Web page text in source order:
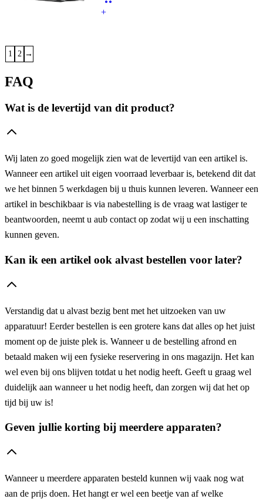
+
1 2 →
FAQ
Wat is de levertijd van dit product?
Wij laten zo goed mogelijk zien wat de levertijd van een artikel is.
Wanneer een artikel uit eigen voorraad leverbaar is, betekend dit dat
we het binnen 5 werkdagen bij u thuis kunnen leveren. Wanneer een
artikel in beschikbaar is via nabestelling is de vraag wat lastiger te
beantwoorden, neemt u aub contact op zodat wij u een inschatting
kunnen geven.
Kan ik een artikel ook alvast bestellen voor later?
Verstandig dat u alvast bezig bent met het uitzoeken van uw
apparatuur! Eerder bestellen is een grotere kans dat alles op het juist
moment op de juiste plek is. Wanneer u de bestelling afrond en
betaald maken wij een fysieke reservering in ons magazijn. Het kan
wel even bij ons blijven totdat u het nodig heeft. Geeft u graag wel
duidelijk aan wanneer u het nodig heeft, dan zorgen wij dat het op
tijd bij uw is!
Geven jullie korting bij meerdere apparaten?
Wanneer u meerdere apparaten besteld kunnen wij vaak nog wat
aan de prijs doen. Het hangt er wel een beetje van af welke